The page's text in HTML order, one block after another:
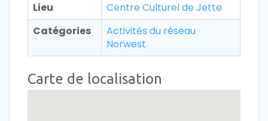
Lieu
Centre Culturel de Jette
Catégories
Activités du réseau
Norwest
Carte de localisation